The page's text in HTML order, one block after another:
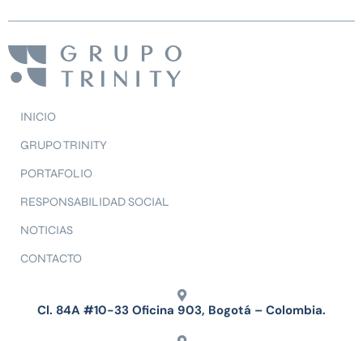
INICIO
GRUPO TRINITY
PORTAFOLIO
RESPONSABILIDAD SOCIAL
NOTICIAS
CONTACTO
Cl. 84A #10-33 Oficina 903, Bogotá – Colombia.